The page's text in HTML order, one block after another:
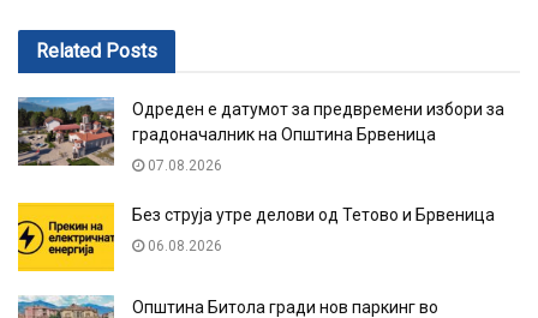
Related Posts
Одреден е датумот за предвремени избори за
градоначалник на Општина Брвеница
07.08.2026
Без струја утре делови од Тетово и Брвеница
06.08.2026
Општина Битола гради нов паркинг во